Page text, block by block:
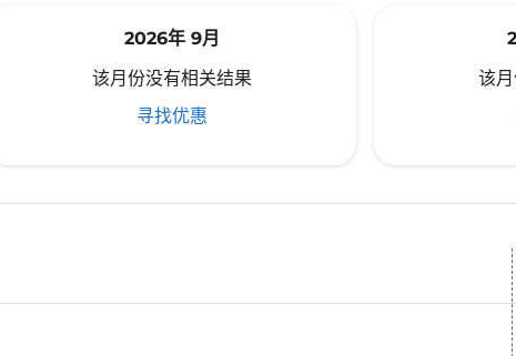
2026年 9月
该月份没有相关结果
寻找优惠
该
DPS–MNL: cmp-view-offers-disclaimer. 寻找优惠
DPS–MNL: cmp-view-offers-disclaimer. 寻找
DPS–MNL: cmp-view-offers-disclaimer.
DPS–MNL: cmp-view-offers-
DPS–MNL: cmp-view-offers-
DPS–MNL: cmp-view-
DPS–MNL: cmp-
DPS–MNL:
DPS–MNL: